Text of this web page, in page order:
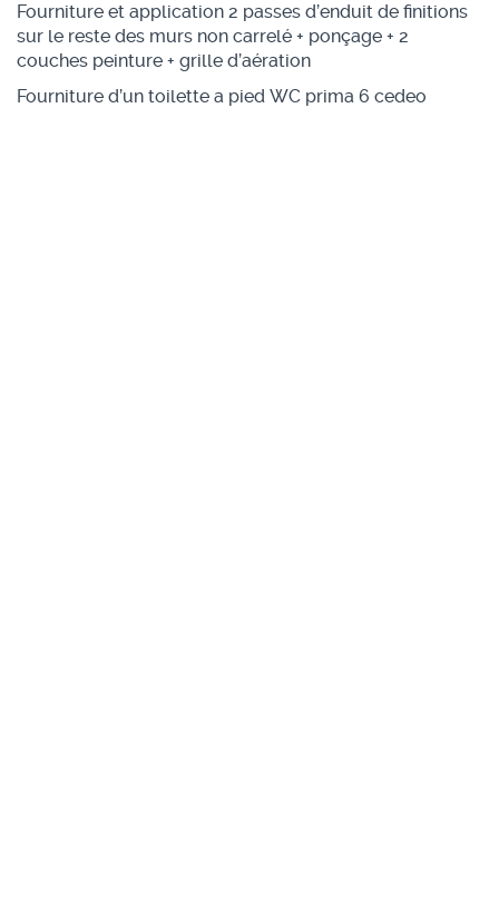
Fourniture et application 2 passes d’enduit de finitions
sur le reste des murs non carrelé + ponçage + 2
couches peinture + grille d’aération
Fourniture d’un toilette a pied WC prima 6 cedeo